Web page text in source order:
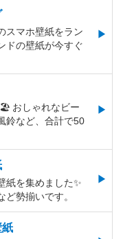
スマホ壁紙をラン
ドの壁紙が今すぐ
おしゃれなビー
鈴など、合計で50
紙を集めました✨
勢揃いです。
紙